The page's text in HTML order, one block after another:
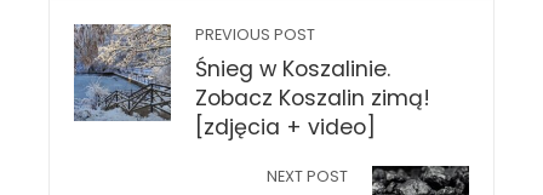
PREVIOUS POST
Śnieg w Koszalinie.
Zobacz Koszalin zimą!
[zdjęcia + video]
NEXT POST